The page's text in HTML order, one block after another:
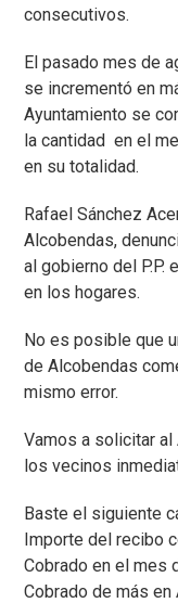
consecutivos.
El pasado mes de
se incrementó en
Ayuntamiento se
la cantidad en el
en su totalidad.
Rafael Sánchez
Alcobendas,
al gobierno del P.P.
en los hogares.
No es posible que
de Alcobendas
mismo error.
Vamos a solicitar al
los vecinos
Baste el siguiente
Importe del
Cobrado en el
Cobrado de